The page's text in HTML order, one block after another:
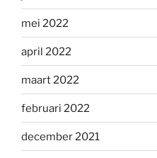
mei 2022
april 2022
maart 2022
februari 2022
december 2021